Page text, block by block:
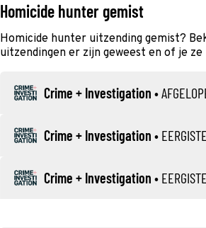
Homicide hunter gemist
Homicide hunter uitzending gemist?
uitzendingen er zijn geweest en of je
Crime + Investigation •
Crime + Investigation •
Crime + Investigation •